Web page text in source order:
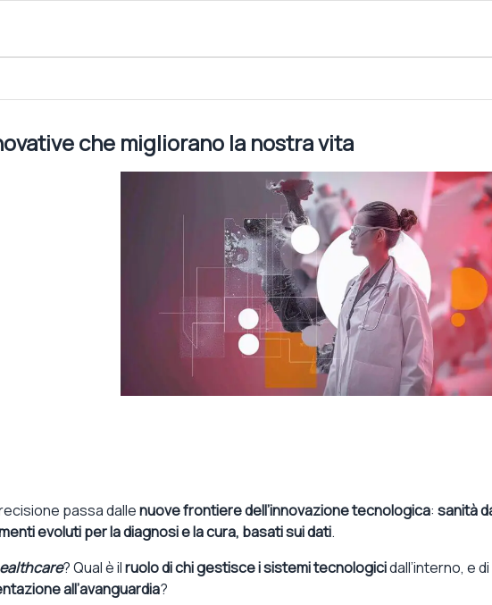
la nostra vita
che migliorano la nostra vita
passa dallenuove frontiere dell’innovazione tecnologica: sanità
evoluti per la diagnosi e la cura, basati sui dati.
? Qual è ilruolo di chi gestisce i sistemi tecnologicidall’interno, e di
all’avanguardia?